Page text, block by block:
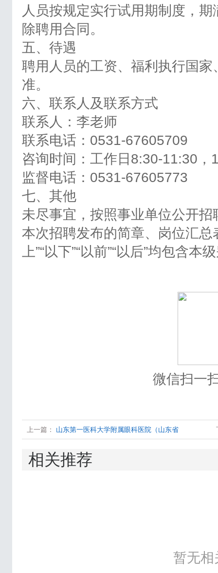
人员按规定实行试用期制度，
除聘用合同。
五、待遇
聘用人员的工资、福利执行国
准。
六、联系人及联系方式
联系人：李老师
联系电话：0531-67605709
咨询时间：工作日8:30-11:30，
监督电话：0531-67605773
七、其他
未尽事宜，按照事业单位公开
本次招聘发布的简章、岗位汇总
上”“以下”“以前”“以后”均包含本
微信扫一
上一篇： 山东第一医科大学附属眼科医院（山东省
相关推荐
暂无相